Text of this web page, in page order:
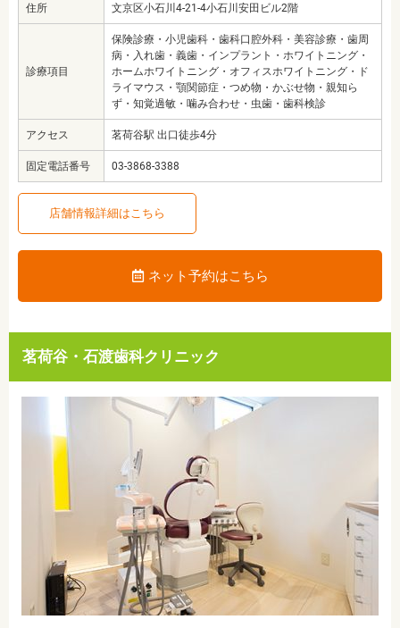
住所 文京区小石川4-21-4小石川安田ビル2階
診療項目
保険診療・小児歯科・歯科口腔外科・美容診療・歯周
病・入れ歯・義歯・インプラント・ホワイトニング・
ホームホワイトニング・オフィスホワイトニング・ド
ライマウス・顎関節症・つめ物・かぶせ物・親知ら
ず・知覚過敏・噛み合わせ・虫歯・歯科検診
アクセス 茗荷谷駅 出口徒歩4分
固定電話番号 03-3868-3388
店舗情報詳細はこちら
ネット予約はこちら
茗荷谷・石渡歯科クリニック